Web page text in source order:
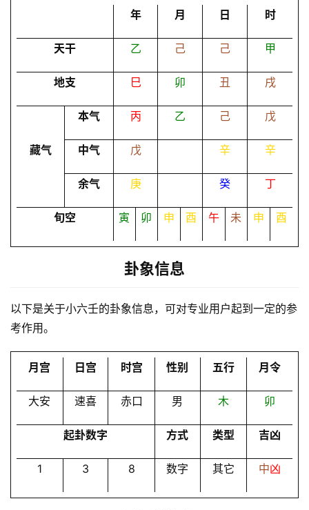
会
年 月 日 时
天干 乙 己 己 甲
地支 巳 卯 丑 戌
本气 丙 乙 己 戊
藏气 中气 戊 辛 辛
余气 庚 癸 丁
旬空 寅 卯 申 酉 午 未 申 酉
卦象信息
以下是关于小六壬的卦象信息，可对专业用户起到一定的参
考作用。
月宫 日宫 时宫 性别 五行 月令
大安 速喜 赤口 男 木 卯
起卦数字 方式 类型 吉凶
1 3 8 数字 其它 中凶